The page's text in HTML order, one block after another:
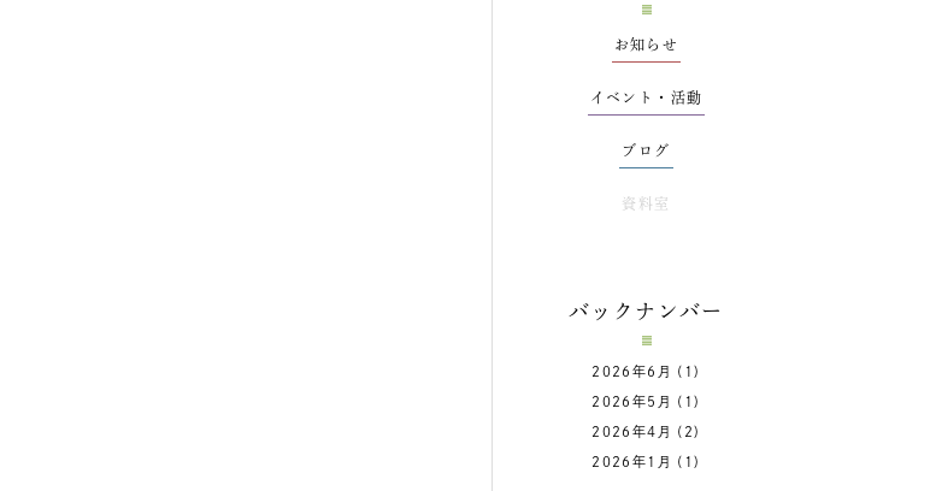
お知らせ
イベント・活動
ブログ
資料室
バックナンバー
2026年6月 (1)
2026年5月 (1)
2026年4月 (2)
2026年1月 (1)